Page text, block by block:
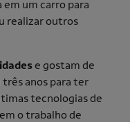
um carro para
realizar outros
e gostam de
três anos para ter
tecnologias de
o trabalho de